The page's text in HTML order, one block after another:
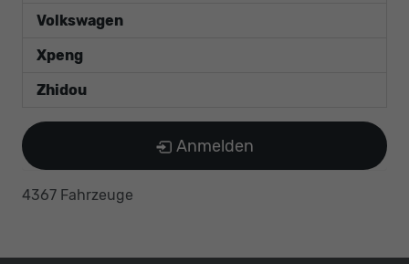
Volkswagen
Xpeng
Zhidou
Anmelden
4367 Fahrzeuge